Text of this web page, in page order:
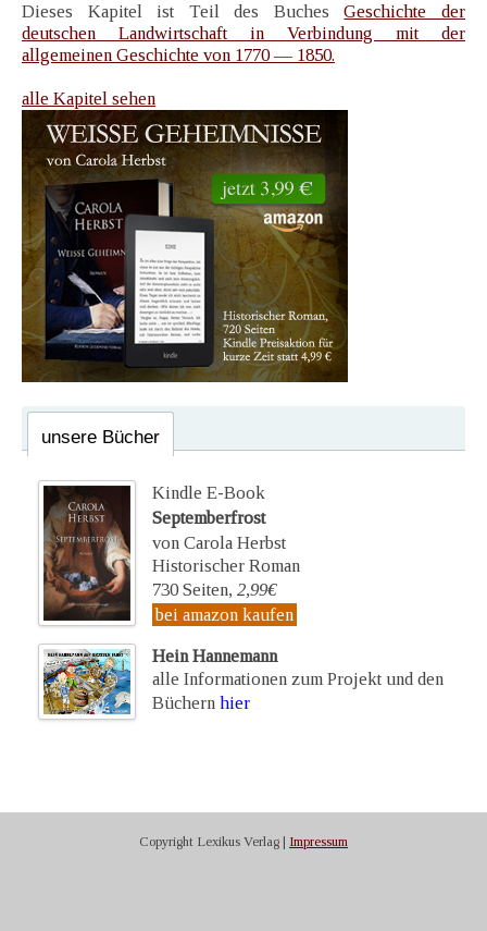
Dieses Kapitel ist Teil des BuchesGeschichte der
deutschen Landwirtschaft in Verbindung mit der
allgemeinen Geschichte von 1770 — 1850.
alle Kapitel sehen
unsere Bücher
Kindle E-Book
Septemberfrost
von Carola Herbst
Historischer Roman
730 Seiten, 2,99€
bei amazon kaufen
Hein Hannemann
alle Informationen zum Projekt und den
Büchern hier
Copyright Lexikus Verlag | Impressum